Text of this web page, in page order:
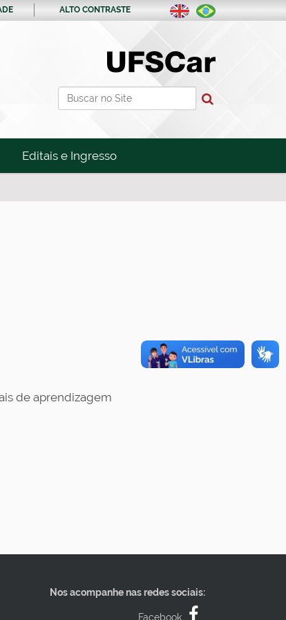
Busca
ALTO CONTRASTE
Editais e Ingresso
de aprendizagem
Nos acompanhe nas redes sociais:
Facebook